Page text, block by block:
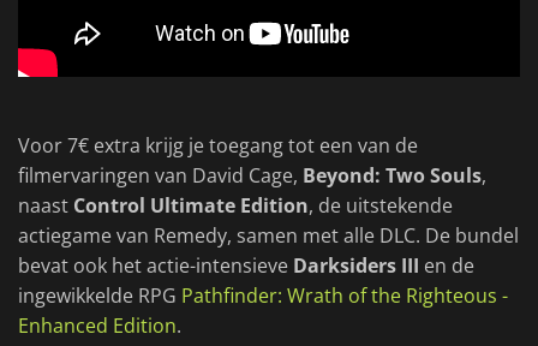
Voor 7€ extra krijg je toegang tot een van de
filmervaringen van David Cage, Beyond: Two Souls,
naast Control Ultimate Edition, de uitstekende
actiegame van Remedy, samen met alle DLC. De bundel
bevat ook het actie-intensieve Darksiders III en de
ingewikkelde RPG Pathfinder: Wrath of the Righteous -
Enhanced Edition.